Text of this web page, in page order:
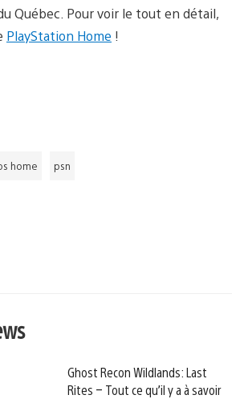
Québec. Pour voir le tout en détail,
PlayStation Home !
home psn
Ghost Recon Wildlands: Last
Rites – Tout ce qu’il y a à savoir